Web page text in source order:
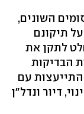
השונים,
תיקונם
לתקן את
הבדיקות
עם
דיור ונדל"ן